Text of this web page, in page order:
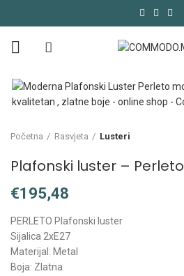
Početna Rasvjeta Lusteri
Plafonski luster – Perleto
€
PERLETO Plafonski luster
Sijalica 2xE27
Materijal: Metal
Boja: Zlatna